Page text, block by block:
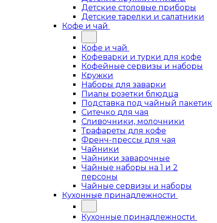
Детские столовые приборы
Детские тарелки и салатники
Кофе и чай
Кофе и чай
Кофеварки и турки для кофе
Кофейные сервизы и наборы
Кружки
Наборы для заварки
Пиалы розетки блюдца
Подставка под чайный пакетик
Ситечко для чая
Сливочники, молочники
Трафареты для кофе
Френч-прессы для чая
Чайники
Чайники заварочные
Чайные наборы на 1 и 2
персоны
Чайные сервизы и наборы
Кухонные принадлежности
Кухонные принадлежности